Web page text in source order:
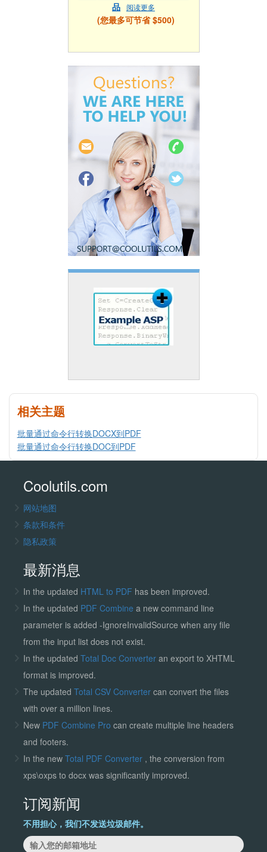
品 阅读更多
(您最多可节省 $500)
相关主题
批量通过命令行转换DOCX到PDF
批量通过命令行转换DOC到PDF
Coolutils.com
网站地图
条款和条件
隐私政策
最新消息
In the updated HTML to PDF has been improved.
In the updated PDF Combine a new command line
parameter is added -IgnoreInvalidSource when any file
from the input list does not exist.
In the updated Total Doc Converter an export to XHTML
format is improved.
The updated Total CSV Convertercan convert the files
with over a million lines.
New PDF Combine Pro can create multiple line headers
and footers.
In the new Total PDF Converter , the conversion from
xps\oxps to docx was significantly improved.
订阅新闻
不用担心，我们不发送垃圾邮件。